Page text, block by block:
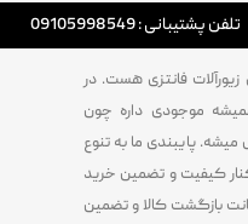
تلفن پشتیبانی : 09105998549
زیورآلات فانتزی هست. در
موجودی داره چون
میشه. پایبندی ما به تنوع
کیفیت و تضمین خرید
با ۷ روز ضمانت بازگشت کالا و تضمین